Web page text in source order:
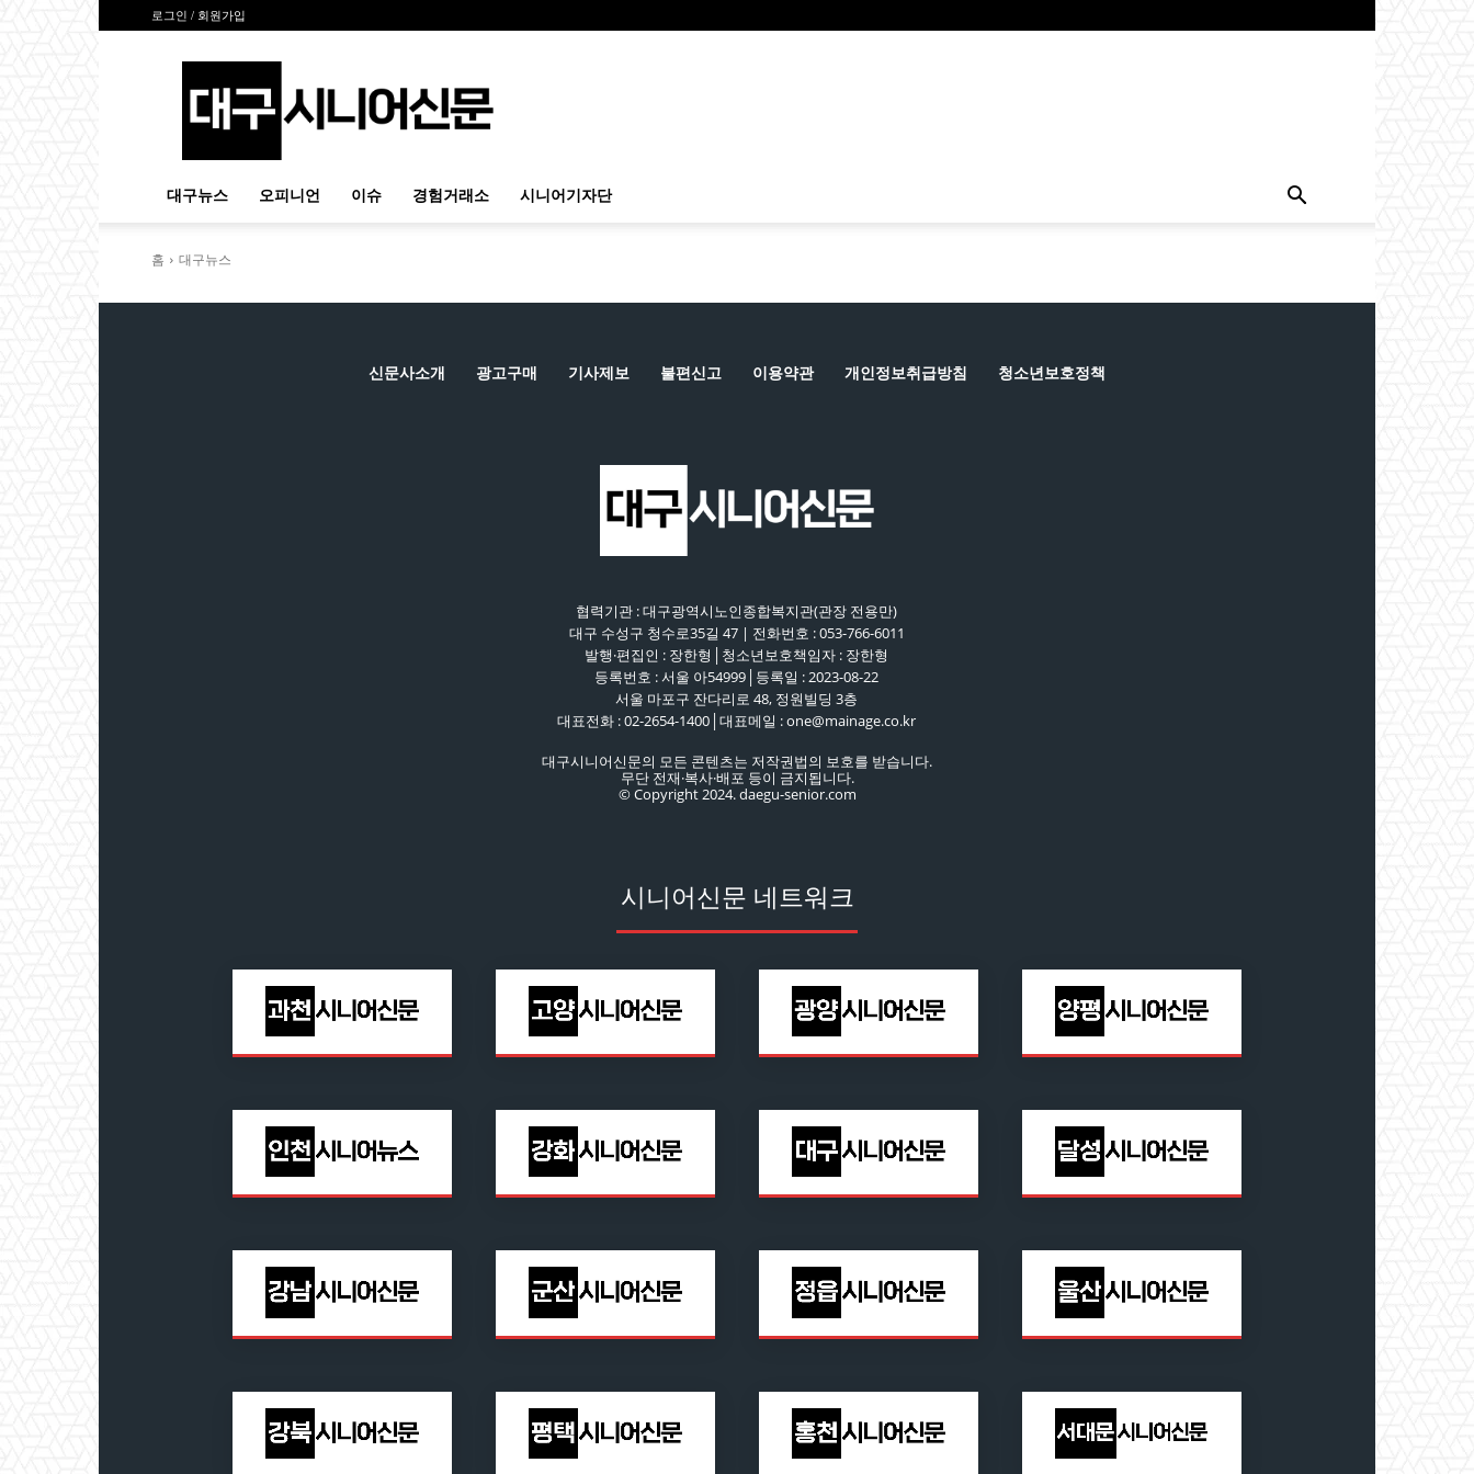
로그인 / 회원가입
시
대구뉴스 오피니언 이슈 경험거래소 시니어기자단
홈 대구뉴스
신문사소개 광고구매 기사제보 불편신고 이용약관 개인정보취급방침 청소년보호정책
협력기관 : 대구광역시노인종합복지관(관장 전용만)
대구 수성구 청수로35길 47 | 전화번호 : 053-766-6011
발행·편집인 : 장한형│청소년보호책임자 : 장한형
등록번호 : 서울 아54999│등록일 : 2023-08-22
서울 마포구 잔다리로 48, 정원빌딩 3층
대표전화 : 02-2654-1400│대표메일 : one@mainage.co.kr
대구시니어신문의 모든 콘텐츠는 저작권법의 보호를 받습니다.
무단 전재·복사·배포 등이 금지됩니다.
© Copyright 2024. daegu-senior.com
시니어신문 네트워크